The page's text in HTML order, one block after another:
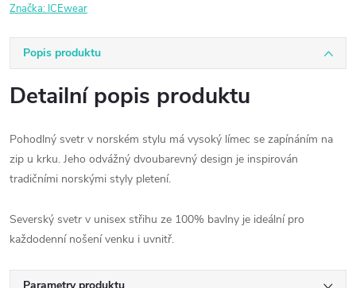
Značka: ICEwear
Popis produktu
Detailní popis produktu
Pohodlný svetr v norském stylu má vysoký límec se zapínáním na
zip u krku. Jeho odvážný dvoubarevný design je inspirován
tradičními norskými styly pletení.
Severský svetr v unisex střihu ze 100% bavlny je ideální pro
každodenní nošení venku i uvnitř.
Parametry produktu